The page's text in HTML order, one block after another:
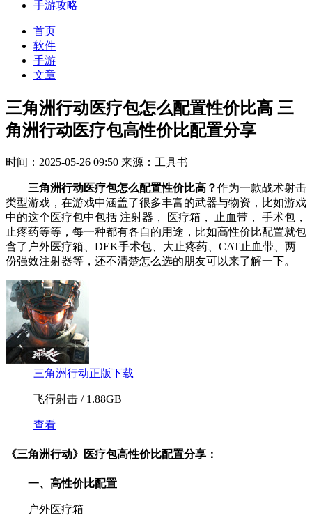
手游攻略
首页
软件
手游
文章
三角洲行动医疗包怎么配置性价比高 三
角洲行动医疗包高性价比配置分享
时间：2025-05-26 09:50 来源：工具书
三角洲行动医疗包怎么配置性价比高？作为一款战术射击
类型游戏，在游戏中涵盖了很多丰富的武器与物资，比如游戏
中的这个‌医疗包中包括‌ 注射器，‌ 医疗箱，‌ 止血带，‌ 手术包，‌
止疼药等等，每一种都有各自的用途，比如高性价比配置就包
含了户外医疗箱、DEK手术包、大止疼药、CAT止血带、两
份强效注射器等，还不清楚怎么选的朋友可以来了解一下。
三角洲行动正版下载
飞行射击 / 1.88GB
查看
《三角洲行动》医疗包高性价比配置分享：
一、高性价比配置
户外医疗箱